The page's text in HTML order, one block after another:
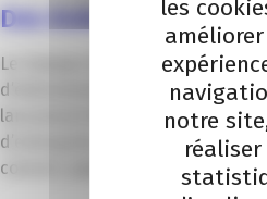
Des événements sans
Le Campus Sud des Métiers
d’événements professionnels :
lancement de produit, salon
d’entreprise, anniversaire
concert, exposition, formation …
les
notre
réaliser